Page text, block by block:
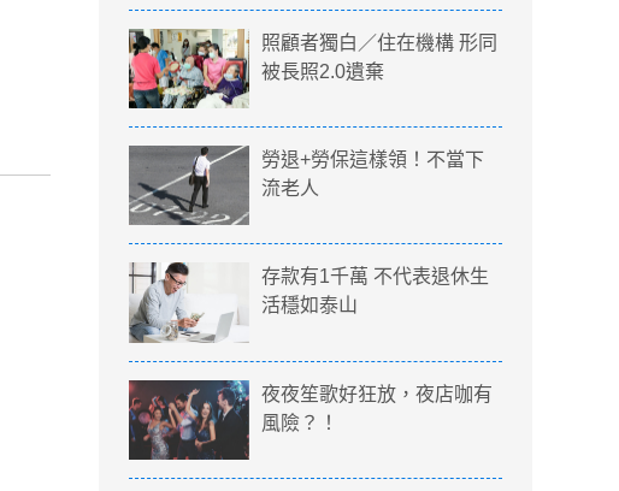
照顧者獨白／住在機構 形同
被長照2.0遺棄
勞退+勞保這樣領！不當下
流老人
存款有1千萬 不代表退休生
活穩如泰山
夜夜笙歌好狂放，夜店咖有
風險？！